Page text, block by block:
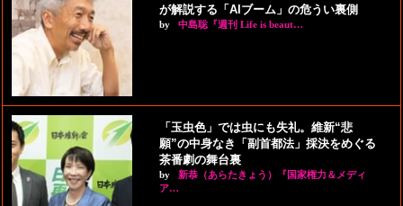
が解説する「AIブーム」の危うい裏側
by 中島聡『週刊 Life is beaut…
「玉虫色」では虫にも失礼。維新“悲
願”の中身なき「副首都法」採決をめぐる
茶番劇の舞台裏
by
新恭（あらたきょう）『国家権力＆メディ
ア…